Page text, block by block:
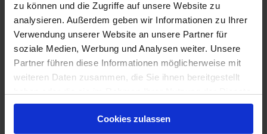
zu können und die Zugriffe auf unsere Website zu
analysieren. Außerdem geben wir Informationen zu Ihrer
Verwendung unserer Website an unsere Partner für
soziale Medien, Werbung und Analysen weiter. Unsere
Partner führen diese Informationen möglicherweise mit
weiteren Daten zusammen, die Sie ihnen bereitgestellt
gesammelt haben.
Cookies zulassen
Günstigster Preis pro Person aus allen Angeboten ab
3.150 €